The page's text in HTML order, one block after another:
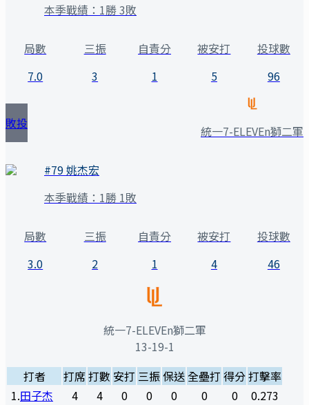
本季戰績： 1勝 3敗
局數
7.0
三振
3
自責分
1
被安打
5
投球數
96
敗投 統一7-ELEVEn獅二軍
#79姚杰宏
本季戰績： 1勝 1敗
局數
3.0
三振
2
自責分
1
被安打
4
投球數
46
統一7-ELEVEn獅二軍
13-19-1
打者
打席打數 安打 三振保送全壘打 得分打擊率
1.田子杰 4 4 0 0 0 0 0
0.273